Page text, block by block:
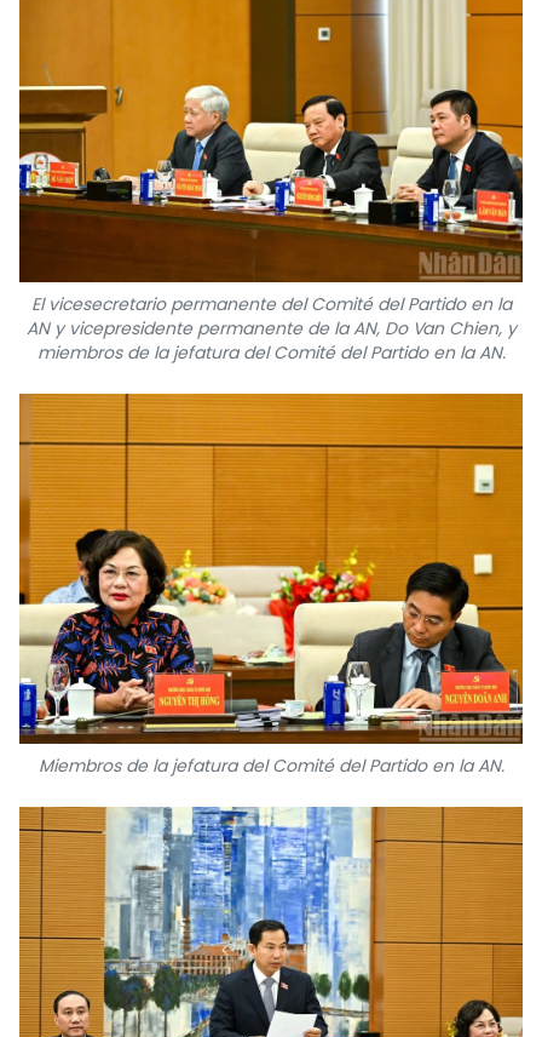
El vicesecretario permanente del Comité del Partido en la
AN y vicepresidente permanente de la AN, Do Van Chien, y
miembros de la jefatura del Comité del Partido en la AN.
Miembros de la jefatura del Comité del Partido en la AN.